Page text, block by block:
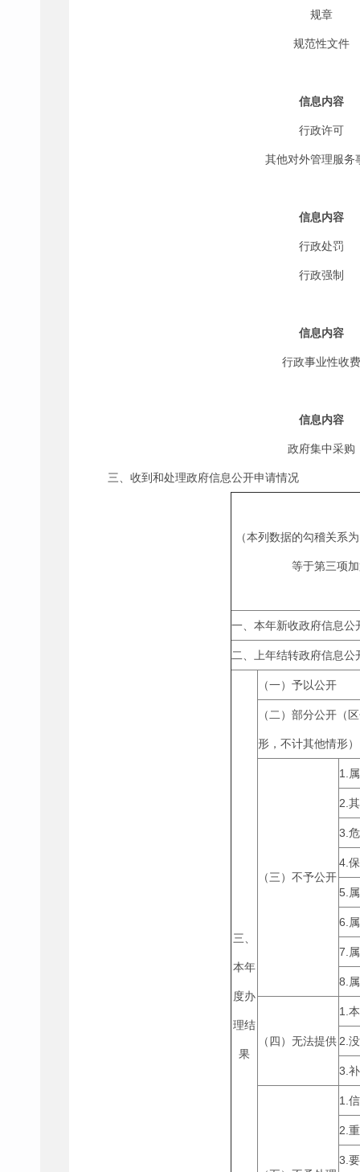
规章
规范性文件
信息内容
行政许可
其他对外管理服务
信息内容
行政处罚
行政强制
信息内容
行政事业性收费
信息内容
政府集中采购
三、收到和处理政府信息公开申请情况
（本列数据的勾稽关系
等于第三项
一、本年新收政府信息公
二、上年结转政府信息公
三、
本年
度办
理结
果
（一）予以公开
（二）部分公开（
形，不计其他情形）
（三）不予公开
1.
2.
3.
4.
5.
6.
7.
8.
（四）无法提供
1.
2.
3.
1.
2.
3.